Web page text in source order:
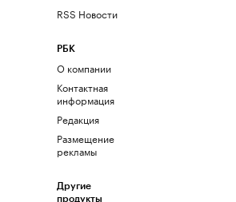
RSS Новости
РБК
О компании
Контактная
информация
Редакция
Размещение
рекламы
Другие
продукты